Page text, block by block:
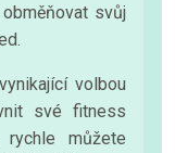
svůj
volbou
své fitness
můžete